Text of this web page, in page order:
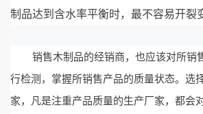
制品达到含水率平衡时，最不容易开裂
销售木制品的经销商，也应该对所销
行检测，掌握所销售产品的质量状态。选
家，凡是注重产品质量的生产厂家，都会